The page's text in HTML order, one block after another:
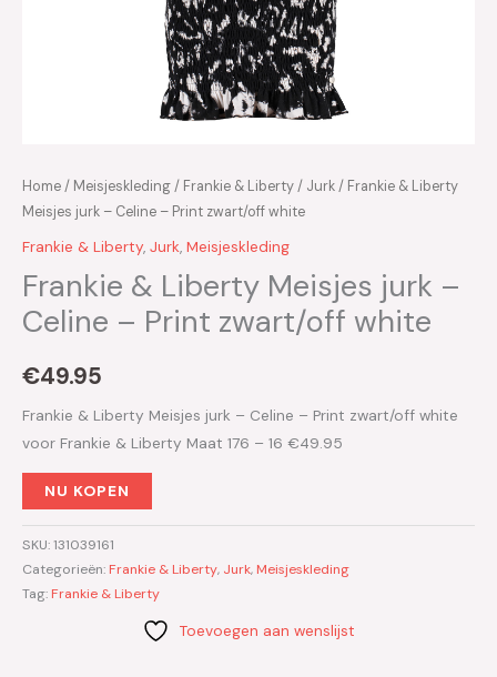
Home/ Meisjeskleding/ Frankie & Liberty/ Jurk/ Frankie & Liberty
Meisjes jurk – Celine – Print zwart/off white
Frankie & Liberty, Jurk, Meisjeskleding
Frankie & Liberty Meisjes jurk –
Celine – Print zwart/off white
€49.95
Frankie & Liberty Meisjes jurk – Celine – Print zwart/off white
voor Frankie & Liberty Maat 176 – 16 €49.95
NU KOPEN
SKU:131039161
Categorieën: Frankie & Liberty, Jurk, Meisjeskleding
Tag: Frankie & Liberty
Toevoegen aan wenslijst